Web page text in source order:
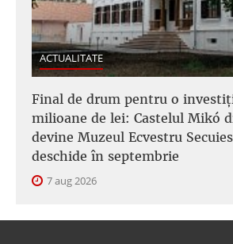
ACTUALITATE
Final de drum pentru o
milioane de lei: Castelul Mikó
devine Muzeul Ecvestru
deschide în septembrie
7 aug 2026